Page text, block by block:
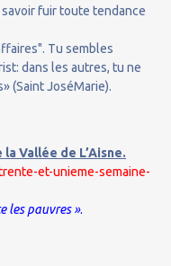
fuir toute tendance
Tu sembles
dans les autres, tu ne
(Saint JoséMarie).
Vallée de L’Aisne.
et-unieme-semaine-
les pauvres ».